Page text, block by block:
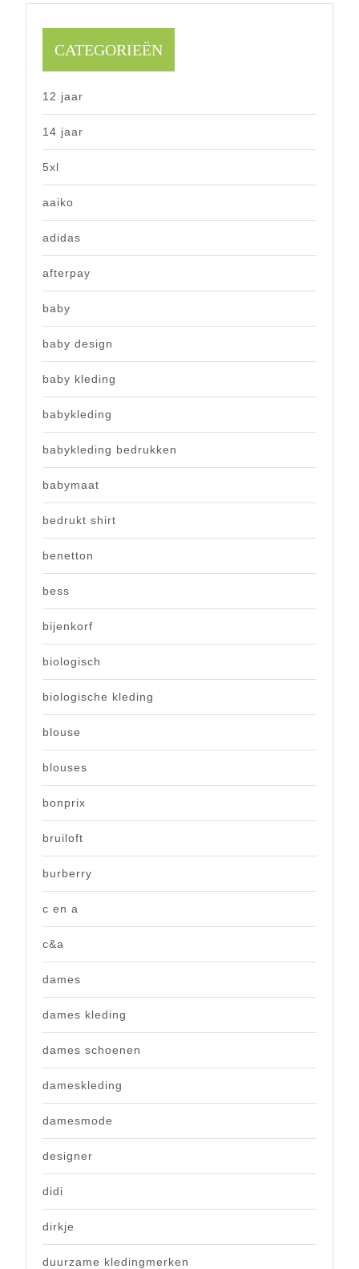
CATEGORIEËN
12 jaar
14 jaar
5xl
aaiko
adidas
afterpay
baby
baby design
baby kleding
babykleding
babykleding bedrukken
babymaat
bedrukt shirt
benetton
bess
bijenkorf
biologisch
biologische kleding
blouse
blouses
bonprix
bruiloft
burberry
c en a
c&a
dames
dames kleding
dames schoenen
dameskleding
damesmode
designer
didi
dirkje
duurzame kledingmerken